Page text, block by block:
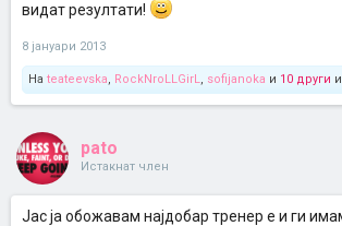
видат резултати!
8 јануари 2013
На teateevska, RockNroLLGirL, sofijanoka и 10 други
pato
Истакнат член
Јас ја обожавам најдобар тренер е и ги